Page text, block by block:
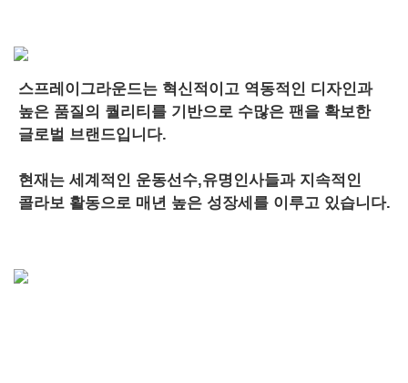
스프레이그라운드는 혁신적이고 역동적인 디자인과
높은 품질의 퀄리티를 기반으로 수많은 팬을 확보한
글로벌 브랜드입니다.
현재는 세계적인 운동선수,유명인사들과 지속적인
콜라보 활동으로 매년 높은 성장세를 이루고 있습니다.